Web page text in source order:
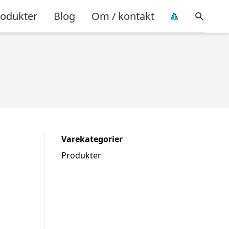
Blog Om / kontakt
Varekategorier
Produkter